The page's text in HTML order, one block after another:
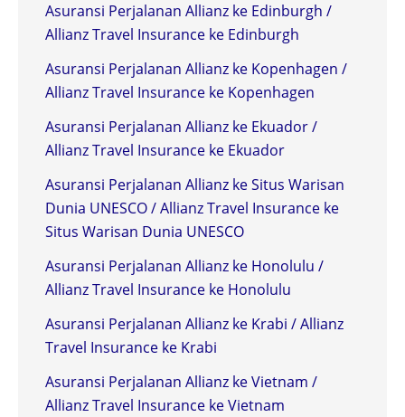
Asuransi Perjalanan Allianz ke Edinburgh /
Allianz Travel Insurance ke Edinburgh
Asuransi Perjalanan Allianz ke Kopenhagen /
Allianz Travel Insurance ke Kopenhagen
Asuransi Perjalanan Allianz ke Ekuador /
Allianz Travel Insurance ke Ekuador
Asuransi Perjalanan Allianz ke Situs Warisan
Dunia UNESCO / Allianz Travel Insurance ke
Situs Warisan Dunia UNESCO
Asuransi Perjalanan Allianz ke Honolulu /
Allianz Travel Insurance ke Honolulu
Asuransi Perjalanan Allianz ke Krabi / Allianz
Travel Insurance ke Krabi
Asuransi Perjalanan Allianz ke Vietnam /
Allianz Travel Insurance ke Vietnam